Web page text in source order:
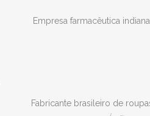
Empresa farmacêutica
Fabricante brasileiro de